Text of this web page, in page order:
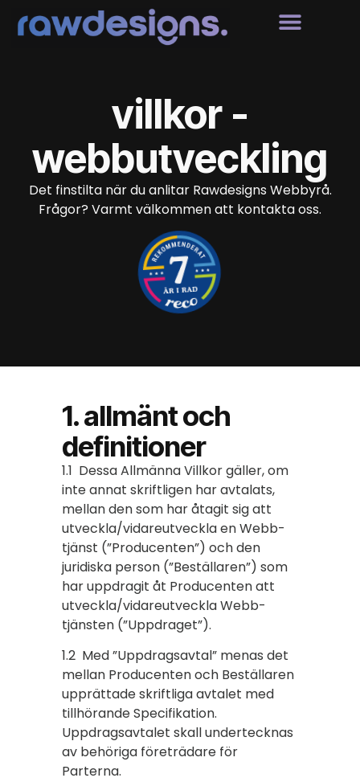
villkor -
webbutveckling
Det finstilta när du anlitar Rawdesigns Webbyrå.
Frågor? Varmt välkommen att kontakta oss.
1. allmänt och
definitioner
1.1 Dessa Allmänna Villkor gäller, om
inte annat skriftligen har avtalats,
mellan den som har åtagit sig att
utveckla/vidareutveckla en Webb-
tjänst (”Producenten”) och den
juridiska person (”Beställaren”) som
har uppdragit åt Producenten att
utveckla/vidareutveckla Webb-
tjänsten (”Uppdraget”).
1.2 Med ”Uppdragsavtal” menas det
mellan Producenten och Beställaren
upprättade skriftliga avtalet med
tillhörande Specifikation.
Uppdragsavtalet skall undertecknas
av behöriga företrädare för
Parterna.